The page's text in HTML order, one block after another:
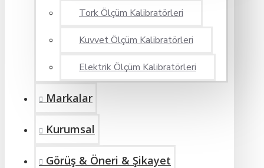
Tork Ölçüm Kalibratörleri
Kuvvet Ölçüm Kalibratörleri
Elektrik Ölçüm Kalibratörleri
Markalar
Kurumsal
Görüş & Öneri & Şikayet